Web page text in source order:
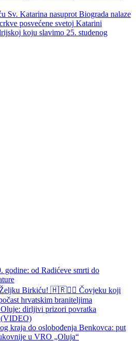
Sv. Katarina nasuprot Biograda nalaze
posvećene svetoj Katarini
koju slavimo 25. studenog
godine: od Radićeve smrti do
Željku Birkiću! 🇭🇷🏃‍♂️ Čovjeku koji
hrvatskim braniteljima
dirljivi prizori povratka
(VIDEO)
kraja do oslobođenja Benkovca: put
u VRO „Oluja“